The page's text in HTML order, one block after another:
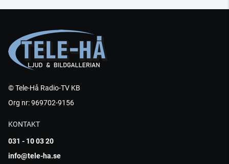
© Tele-Hå Radio-TV KB
Org nr: 969702-9156
KONTAKT
031 - 10 03 20
info@tele-ha.se